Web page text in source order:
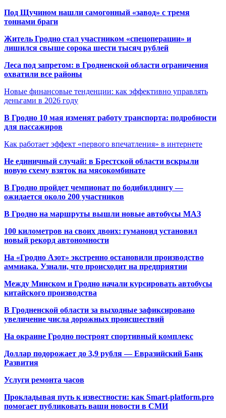
Под Щучином нашли самогонный «завод» с тремя
тоннами браги
Житель Гродно стал участником «спецоперации» и
лишился свыше сорока шести тысяч рублей
Леса под запретом: в Гродненской области ограничения
охватили все районы
Новые финансовые тенденции: как эффективно управлять
деньгами в 2026 году
В Гродно 10 мая изменят работу транспорта: подробности
для пассажиров
Как работает эффект «первого впечатления» в интернете
Не единичный случай: в Брестской области вскрыли
новую схему взяток на мясокомбинате
В Гродно пройдет чемпионат по бодибилдингу —
ожидается около 200 участников
В Гродно на маршруты вышли новые автобусы МАЗ
100 километров на своих двоих: гуманоид установил
новый рекорд автономности
На «Гродно Азот» экстренно остановили производство
аммиака. Узнали, что происходит на предприятии
Между Минском и Гродно начали курсировать автобусы
китайского производства
В Гродненской области за выходные зафиксировано
увеличение числа дорожных происшествий
На окраине Гродно построят спортивный комплекс
Доллар подорожает до 3,9 рубля — Евразийский Банк
Развития
Услуги ремонта часов
Прокладывая путь к известности: как Smart-platform.pro
помогает публиковать ваши новости в СМИ